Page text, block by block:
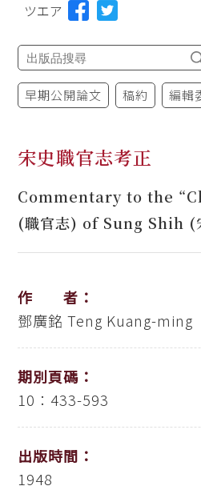
ツエア
早期公開論文 稿約 編輯
宋史職官志考正
Commentary to the
(職官志) of Sung Shih (
作 者：
鄧廣銘 Teng Kuang-ming
期別頁碼：
10：433-593
出版時間：
1948